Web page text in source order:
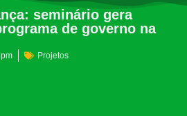
seminário gera
de governo na
Projetos